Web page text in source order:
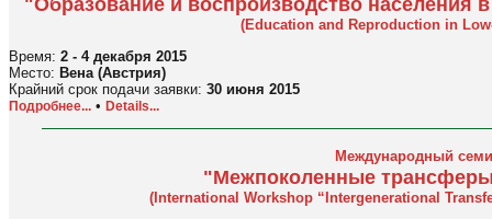
"Образование и воспроизводство населения
(Education and Reproduction in
Время: 2 - 4 декабря 2015
Место: Вена (Австрия)
Крайний срок подачи заявки: 30 июня 2015
Подробнее... • Details...
Международный
"Межпоколенные
(International Workshop “Intergenerational